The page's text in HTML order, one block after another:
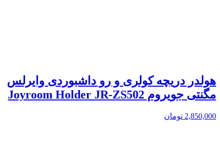
هولدر دریچه کولری و رو داشبوردی وایرلس
مگنتی جویروم Joyroom Holder JR-ZS502
2,850,000 تومان